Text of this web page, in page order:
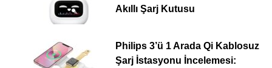
Akıllı Şarj Kutusu
Philips 3’ü 1 Arada Qi Kablosuz
Şarj İstasyonu İncelemesi: